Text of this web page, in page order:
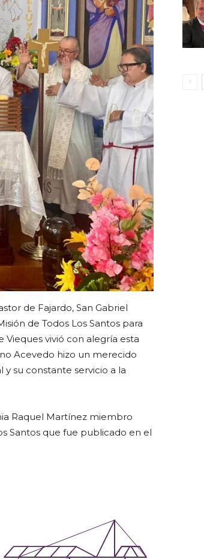
de Fajardo, San Gabriel
de Todos Los Santos para
vivió con alegría esta
Acevedo hizo un merecido
y su constante servicio a la
Raquel Martínez miembro
Santos que fue publicado en el